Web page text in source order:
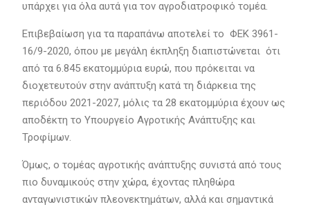
υπάρχει για όλα αυτά για τον αγροδιατροφικό τομέα.
Επιβεβαίωση για τα παραπάνω αποτελεί το ΦΕΚ 3961-
16/9-2020, όπου με μεγάλη έκπληξη διαπιστώνεται ότι
από τα 6.845 εκατομμύρια ευρώ, που πρόκειται να
διοχετευτούν στην ανάπτυξη κατά τη διάρκεια της
περιόδου 2021-2027, μόλις τα 28 εκατομμύρια έχουν ως
αποδέκτη το Υπουργείο Αγροτικής Ανάπτυξης και
Τροφίμων.
Όμως, ο τομέας αγροτικής ανάπτυξης συνιστά από τους
πιο δυναμικούς στην χώρα, έχοντας πληθώρα
ανταγωνιστικών πλεονεκτημάτων, αλλά και σημαντικά